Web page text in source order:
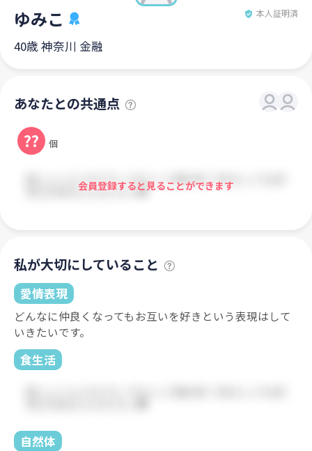
ゆみこ 本人証明済
40歳 神奈川 金融
あなたとの共通点
?? 個
会員登録すると見ることができます
私が大切にしていること
愛情表現
どんなに仲良くなってもお互いを好きという表現はして
いきたいです。
食生活
自然体